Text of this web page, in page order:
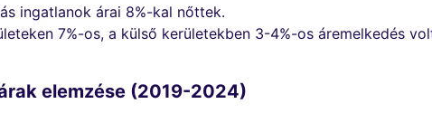
ingatlanok árai 8%-kal nőttek.
7%-os, a külső kerületekben 3-4%-os áremelkedés
elemzése (2019-2024)